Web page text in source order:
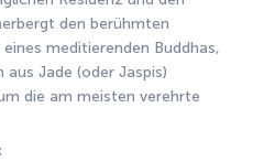
meditierenden Buddhas,
Jade (oder Jaspis)
die am meisten verehrte